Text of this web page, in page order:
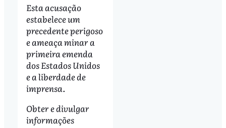
Esta acusação
estabelece um
precedente perigoso
e ameaça minar a
primeira emenda
dos Estados Unidos
e a liberdade de
imprensa.
Obter e divulgar
informações